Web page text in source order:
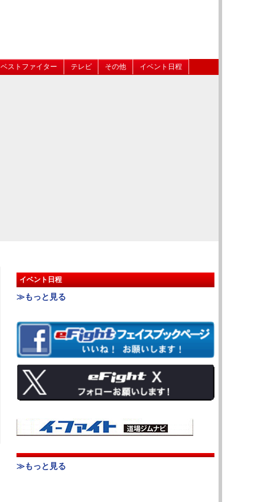
ベストファイター テレビ その他 イベント日程
イベント日程
≫もっと見る
≫もっと見る